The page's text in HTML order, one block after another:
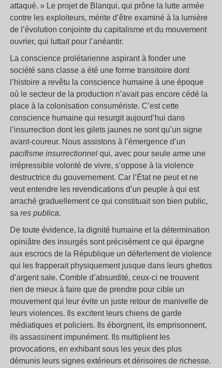
attaqué. » Le projet de Blanqui, qui prône la lutte armée
contre les exploiteurs, mérite d’être examiné à la lumière
de l’évolution conjointe du capitalisme et du mouvement
ouvrier, qui luttait pour l’anéantir.
La conscience prolétarienne aspirant à fonder une
société sans classe a été une forme transitoire dont
l’histoire a revêtu la conscience humaine à une époque
où le secteur de la production n’avait pas encore cédé la
place à la colonisation consumériste. C’est cette
conscience humaine qui resurgit aujourd’hui dans
l’insurrection dont les gilets jaunes ne sont qu’un signe
avant-coureur. Nous assistons à l’émergence d’un
pacifisme insurrectionnel qui, avec pour seule arme une
irrépressible volonté de vivre, s’oppose à la violence
destructrice du gouvernement. Car l’État ne peut et ne
veut entendre les revendications d’un peuple à qui est
arraché graduellement ce qui constituait son bien public,
sa res publica.
De toute évidence, la dignité humaine et la détermination
opiniâtre des insurgés sont précisément ce qui épargne
aux escrocs de la République un déferlement de violence
qui les frapperait physiquement jusque dans leurs ghettos
d’argent sale. Comble d’absurdité, ceux-ci ne trouvent
rien de mieux à faire que de prendre pour cible un
mouvement qui leur évite un juste retour de manivelle de
leurs violences. Ils excitent leurs chiens de garde
médiatiques et policiers. Ils éborgnent, ils emprisonnent,
ils assassinent impunément. Ils multiplient les
provocations, en exhibant sous les yeux des plus
démunis leurs signes extérieurs et dérisoires de richesse.